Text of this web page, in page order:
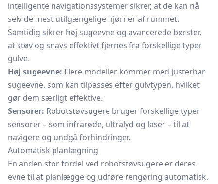
intelligente navigationssystemer sikrer, at de kan nå
selv de mest utilgængelige hjørner af rummet.
Samtidig sikrer høj sugeevne og avancerede børster,
at støv og snavs effektivt fjernes fra forskellige typer
gulve.
Høj sugeevne: Flere modeller kommer med justerbar
sugeevne, som kan tilpasses efter gulvtypen, hvilket
gør dem særligt effektive.
Sensorer: Robotstøvsugere bruger forskellige typer
sensorer – som infrarøde, ultralyd og laser – til at
navigere og undgå forhindringer.
Automatisk planlægning
En anden stor fordel ved robotstøvsugere er deres
evne til at planlægge og udføre rengøring automatisk.